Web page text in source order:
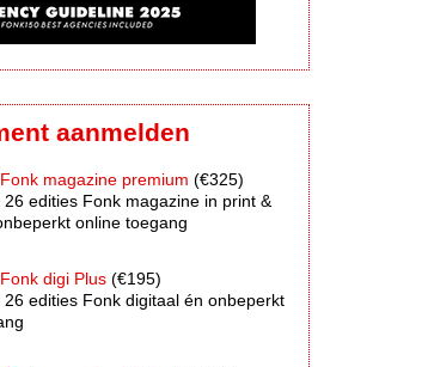
aanmelden
magazine premium (€325)
edities Fonk magazine in print &
online toegang
digi Plus (€195)
edities Fonk digitaal én onbeperkt